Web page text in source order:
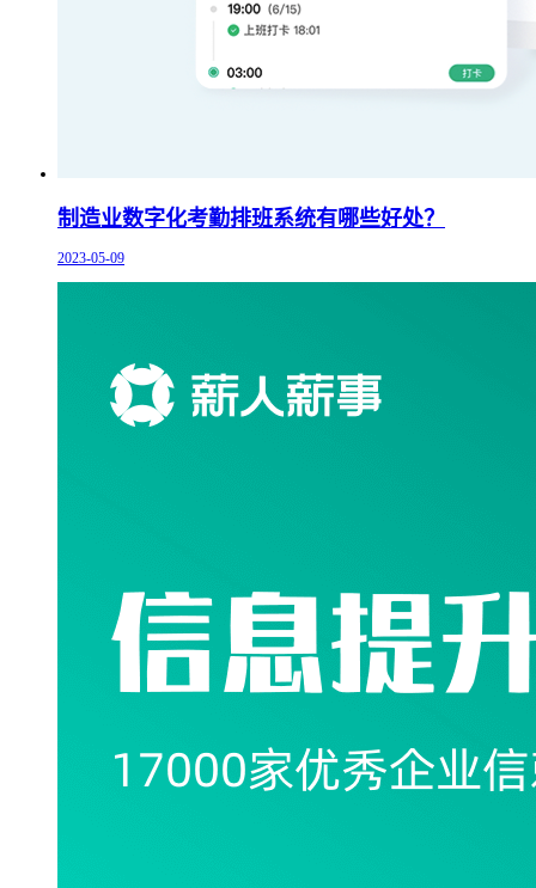
制造业数字化考勤排班系统有哪些好处？
2023-05-09